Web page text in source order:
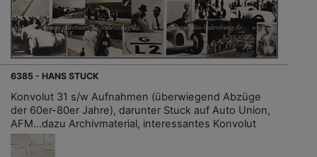
6385 - HANS STUCK
Konvolut 31 s/w Aufnahmen (überwiegend Abzüge
der 60er-80er Jahre), darunter Stuck auf Auto Union,
AFM...dazu Archivmaterial, interessantes Konvolut